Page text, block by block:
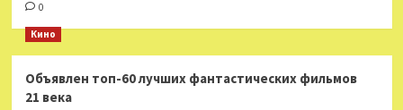
0
Кино
Объявлен топ-60 лучших фантастических фильмов
21 века